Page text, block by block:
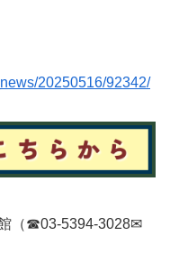
20250516/92342/
（☎03-5394-3028✉